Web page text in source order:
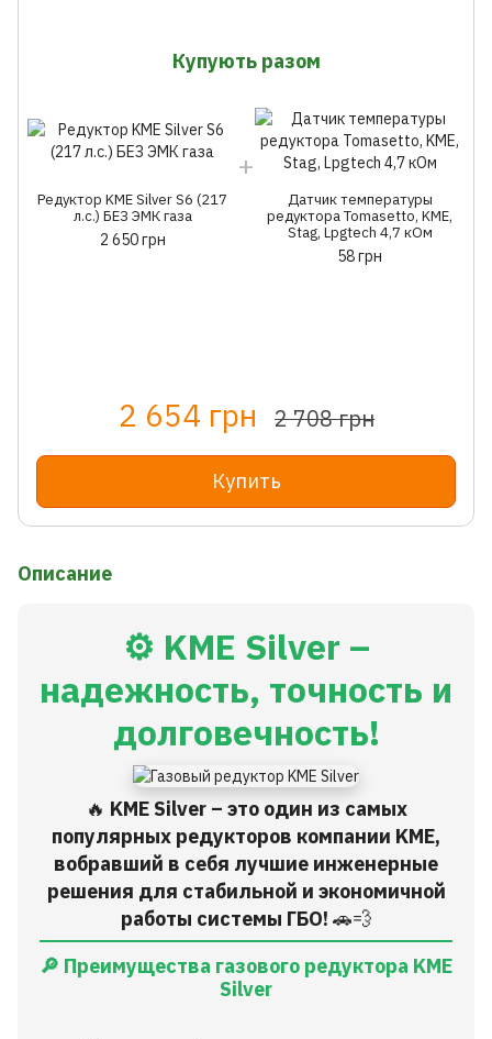
Купують разом
Редуктор KME Silver S6 (217
л.с.) БЕЗ ЭМК газа
2 650 грн
Датчик температуры
редуктора Tomasetto, KME,
Stag, Lpgtech 4,7 кОм
58 грн
2 654 грн 2 708 грн
Купить
Описание
⚙️ KME Silver –
надежность, точность и
долговечность!
🔥 KME Silver – это один из самых
популярных редукторов компании KME,
вобравший в себя лучшие инженерные
решения для стабильной и экономичной
работы системы ГБО! 🚗💨
🔎 Преимущества газового редуктора KME
Silver